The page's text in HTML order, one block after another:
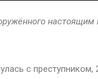
с преступником,